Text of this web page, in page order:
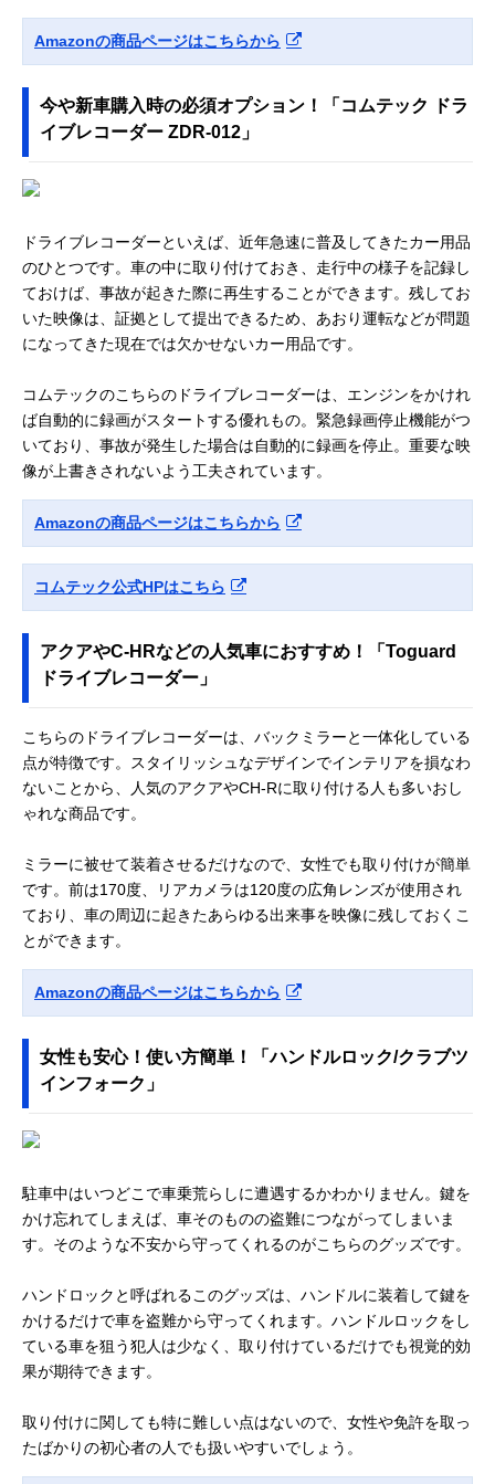
Amazonの商品ページはこちらから
今や新車購入時の必須オプション！「コムテック ドラ
イブレコーダー ZDR-012」
ドライブレコーダーといえば、近年急速に普及してきたカー用品
のひとつです。車の中に取り付けておき、走行中の様子を記録し
ておけば、事故が起きた際に再生することができます。残してお
いた映像は、証拠として提出できるため、あおり運転などが問題
になってきた現在では欠かせないカー用品です。
コムテックのこちらのドライブレコーダーは、エンジンをかけれ
ば自動的に録画がスタートする優れもの。緊急録画停止機能がつ
いており、事故が発生した場合は自動的に録画を停止。重要な映
像が上書きされないよう工夫されています。
Amazonの商品ページはこちらから
コムテック公式HPはこちら
アクアやC-HRなどの人気車におすすめ！「Toguard
ドライブレコーダー」
こちらのドライブレコーダーは、バックミラーと一体化している
点が特徴です。スタイリッシュなデザインでインテリアを損なわ
ないことから、人気のアクアやCH-Rに取り付ける人も多いおし
ゃれな商品です。
ミラーに被せて装着させるだけなので、女性でも取り付けが簡単
です。前は170度、リアカメラは120度の広角レンズが使用され
ており、車の周辺に起きたあらゆる出来事を映像に残しておくこ
とができます。
Amazonの商品ページはこちらから
女性も安心！使い方簡単！「ハンドルロック/クラブツ
インフォーク」
駐車中はいつどこで車乗荒らしに遭遇するかわかりません。鍵を
かけ忘れてしまえば、車そのものの盗難につながってしまいま
す。そのような不安から守ってくれるのがこちらのグッズです。
ハンドロックと呼ばれるこのグッズは、ハンドルに装着して鍵を
かけるだけで車を盗難から守ってくれます。ハンドルロックをし
ている車を狙う犯人は少なく、取り付けているだけでも視覚的効
果が期待できます。
取り付けに関しても特に難しい点はないので、女性や免許を取っ
たばかりの初心者の人でも扱いやすいでしょう。